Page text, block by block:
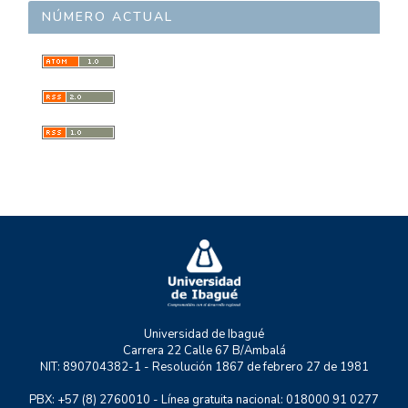
Eduación y desarrollo humano
Leyes y justicia
Desarrollo Regional
EULOGOS
GESE
GESS
MYSCO
RASTRO URBANO
NÚMERO ACTUAL
Universidad de Ibagué
Carrera 22 Calle 67 B/Ambalá
NIT: 890704382-1 - Resolución 1867 de febrero 27 de 1981
PBX: +57 (8) 2760010 - Línea gratuita nacional: 018000 91 0277